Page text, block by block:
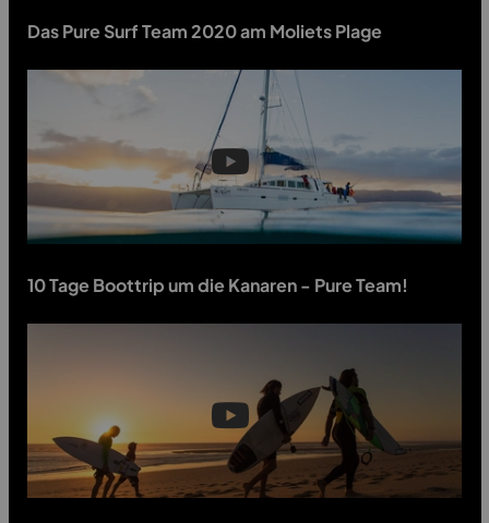
Das Pure Surf Team 2020 am Moliets Plage
10 Tage Boottrip um die Kanaren - Pure Team!